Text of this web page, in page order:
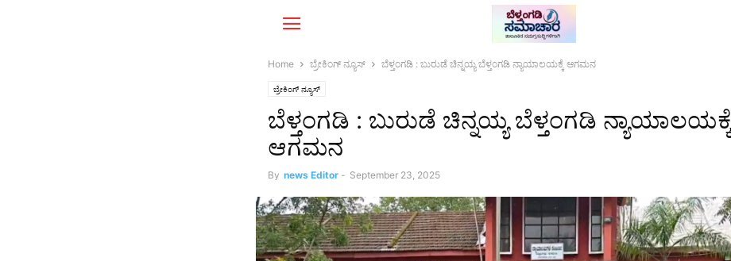
Home ಬ್ರೇಕಿಂಗ್‌ ನ್ಯೂಸ್ ಬೆಳ್ತಂಗಡಿ : ಬುರುಡೆ ಚಿನ್ನಯ್ಯ ಬೆಳ್ತಂಗಡಿ ನ್ಯಾಯಾಲಯಕ್ಕೆ ಆಗಮನ
ಬ್ರೇಕಿಂಗ್‌ ನ್ಯೂಸ್
ಬೆಳ್ತಂಗಡಿ : ಬುರುಡೆ ಚಿನ್ನಯ್ಯ ಬೆಳ್ತಂಗಡಿ ನ್ಯಾಯಾಲಯಕ್ಕೆ
ಆಗಮನ
By news Editor - September 23, 2025